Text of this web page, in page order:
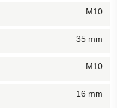
M10
35 mm
M10
16 mm